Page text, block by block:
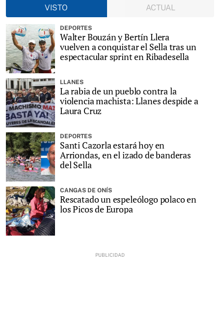
VISTO
ACTUAL
DEPORTES
Walter Bouzán y Bertín Llera
vuelven a conquistar el Sella tras un
espectacular sprint en Ribadesella
LLANES
La rabia de un pueblo contra la
violencia machista: Llanes despide a
Laura Cruz
DEPORTES
Santi Cazorla estará hoy en
Arriondas, en el izado de banderas
del Sella
CANGAS DE ONÍS
Rescatado un espeleólogo polaco en
los Picos de Europa